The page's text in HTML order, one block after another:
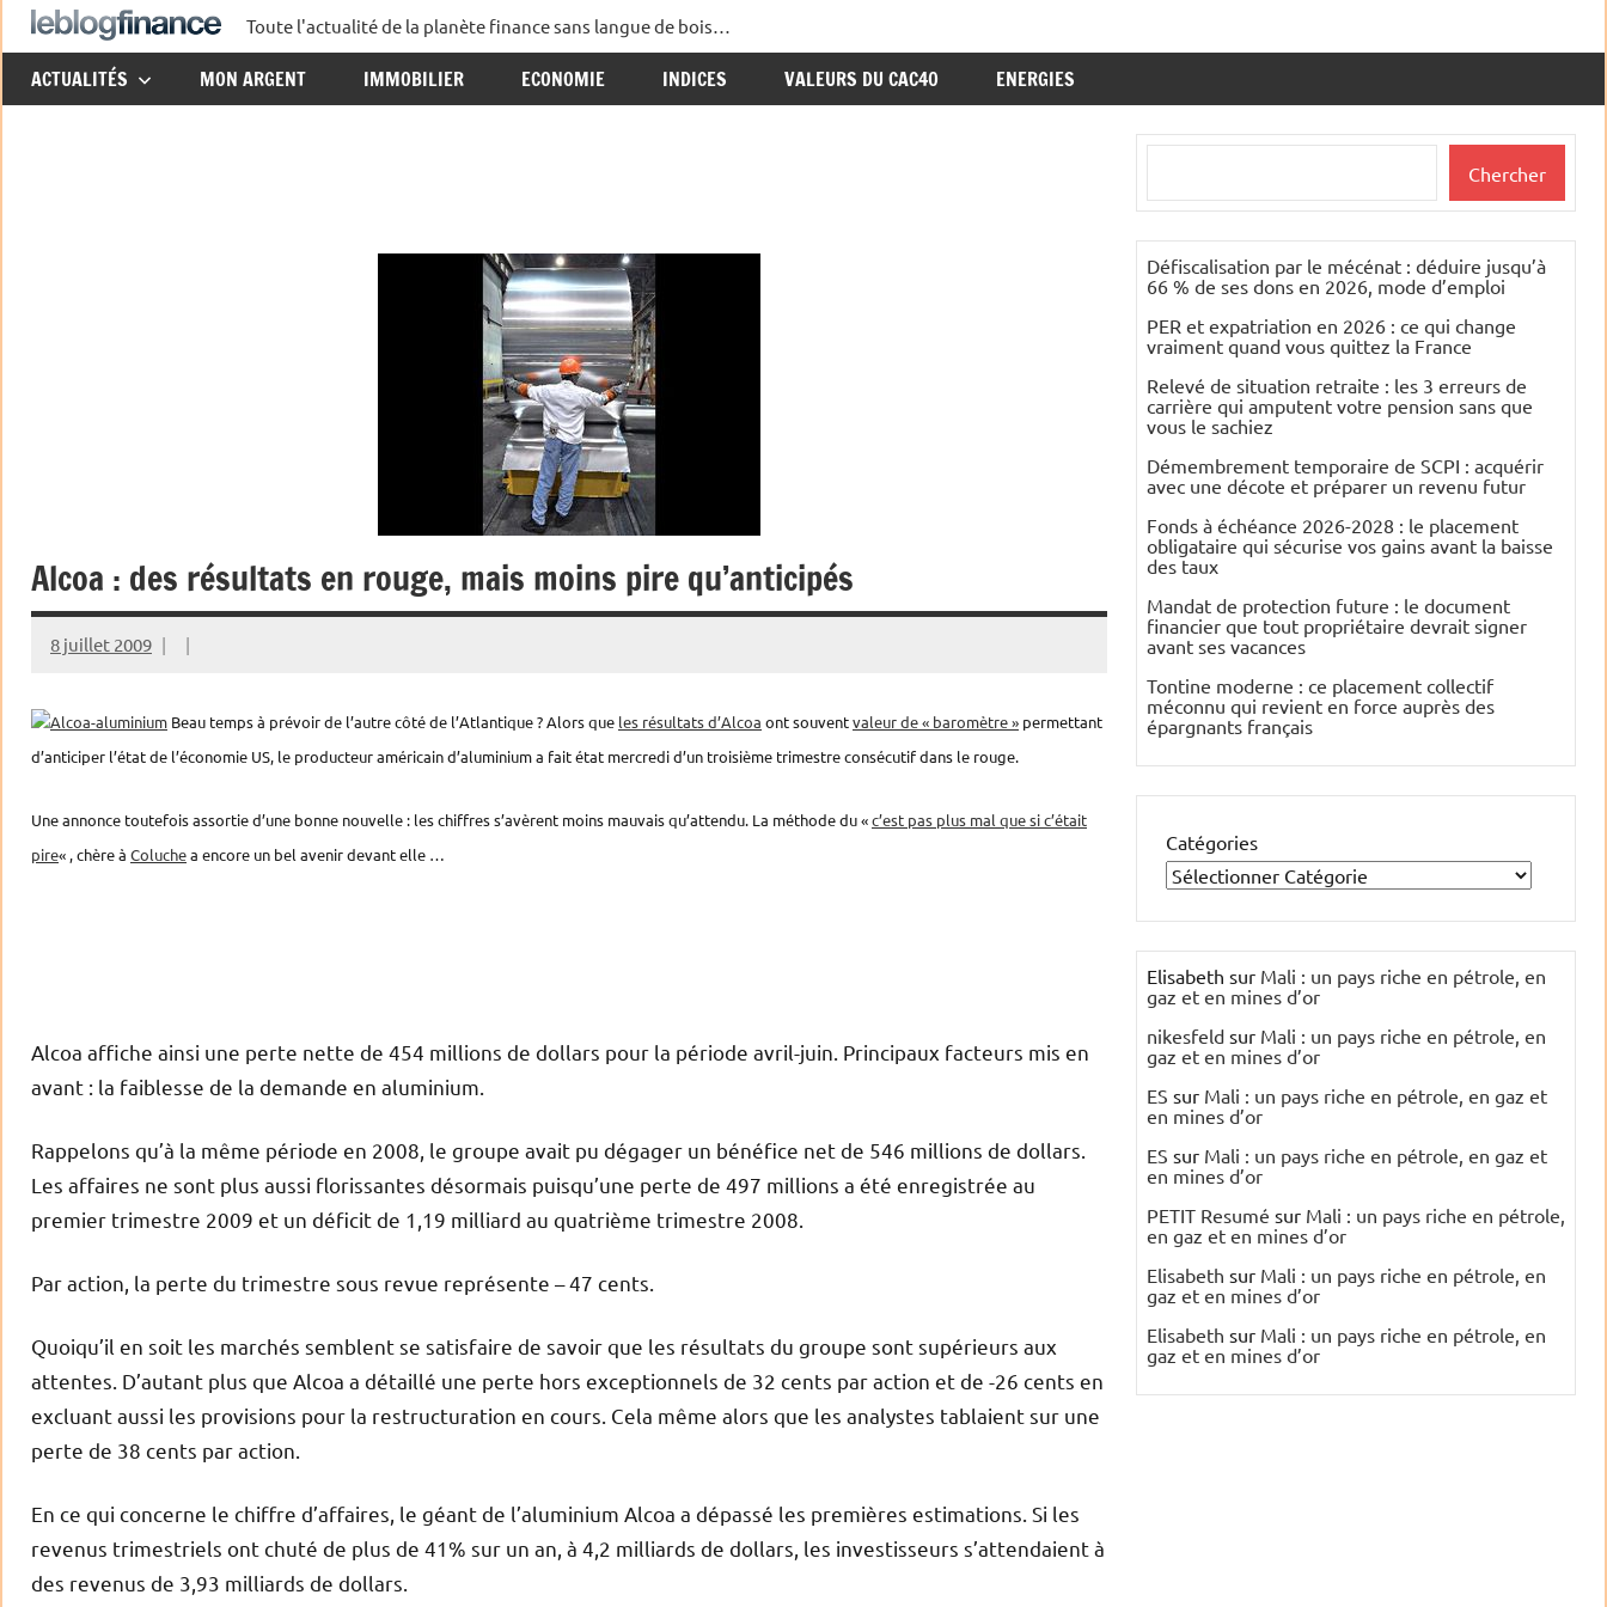
Aller
au
contenu
Le
Blog
Toute l'actualité de la planète finance sans langue de bois…
ACTUALITÉS MON ARGENT IMMOBILIER ECONOMIE INDICES VALEURS DU CAC40 ENERGIES
Alcoa : des résultats en rouge, mais moins pire qu’anticipés
8 juillet 2009
Beau temps à prévoir de l’autre côté de l’Atlantique ? Alors que les résultats d’Alcoa ont souventvaleur de « baromètre » permettant
d’anticiper l’état de l’économie US, le producteur américain d’aluminium a fait état mercredi d’un troisième trimestre consécutif dans le rouge.
Une annonce toutefois assortie d’une bonne nouvelle : les chiffres s’avèrent moins mauvais qu’attendu. La méthode du «c’est pas plus mal que si c’était
pire« , chère à Coluchea encore un bel avenir devant elle …
Alcoa affiche ainsi une perte nette de 454 millions de dollars pour la période avril-juin. Principaux facteurs mis en
avant : la faiblesse de la demande en aluminium.
Rappelons qu’à la même période en 2008, le groupe avait pu dégager un bénéfice net de 546 millions de dollars.
Les affaires ne sont plus aussi florissantes désormais puisqu’une perte de 497 millions a été enregistrée au
premier trimestre 2009 et un déficit de 1,19 milliard au quatrième trimestre 2008.
Par action, la perte du trimestre sous revue représente – 47 cents.
Quoiqu’il en soit les marchés semblent se satisfaire de savoir que les résultats du groupe sont supérieurs aux
attentes. D’autant plus que Alcoa a détaillé une perte hors exceptionnels de 32 cents par action et de -26 cents en
excluant aussi les provisions pour la restructuration en cours. Cela même alors que les analystes tablaient sur une
perte de 38 cents par action.
En ce qui concerne le chiffre d’affaires, le géant de l’aluminium Alcoa a dépassé les premières estimations. Si les
revenus trimestriels ont chuté de plus de 41% sur un an, à 4,2 milliards de dollars, les investisseurs s’attendaient à
des revenus de 3,93 milliards de dollars.
Chercher
Défiscalisation par le mécénat : déduire jusqu’à
66 % de ses dons en 2026, mode d’emploi
PER et expatriation en 2026 : ce qui change
vraiment quand vous quittez la France
Relevé de situation retraite : les 3 erreurs de
carrière qui amputent votre pension sans que
vous le sachiez
Démembrement temporaire de SCPI : acquérir
avec une décote et préparer un revenu futur
Fonds à échéance 2026-2028 : le placement
obligataire qui sécurise vos gains avant la baisse
des taux
Mandat de protection future : le document
financier que tout propriétaire devrait signer
avant ses vacances
Tontine moderne : ce placement collectif
méconnu qui revient en force auprès des
épargnants français
Catégories
Elisabeth sur Mali : un pays riche en pétrole, en
gaz et en mines d’or
nikesfeld sur Mali : un pays riche en pétrole, en
gaz et en mines d’or
ES sur Mali : un pays riche en pétrole, en gaz et
en mines d’or
ES sur Mali : un pays riche en pétrole, en gaz et
en mines d’or
PETIT Resumé sur Mali : un pays riche en pétrole,
en gaz et en mines d’or
Elisabeth sur Mali : un pays riche en pétrole, en
gaz et en mines d’or
Elisabeth sur Mali : un pays riche en pétrole, en
gaz et en mines d’or